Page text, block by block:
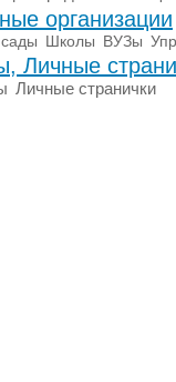
организации
Школы ВУЗы
Личные
Личные странички